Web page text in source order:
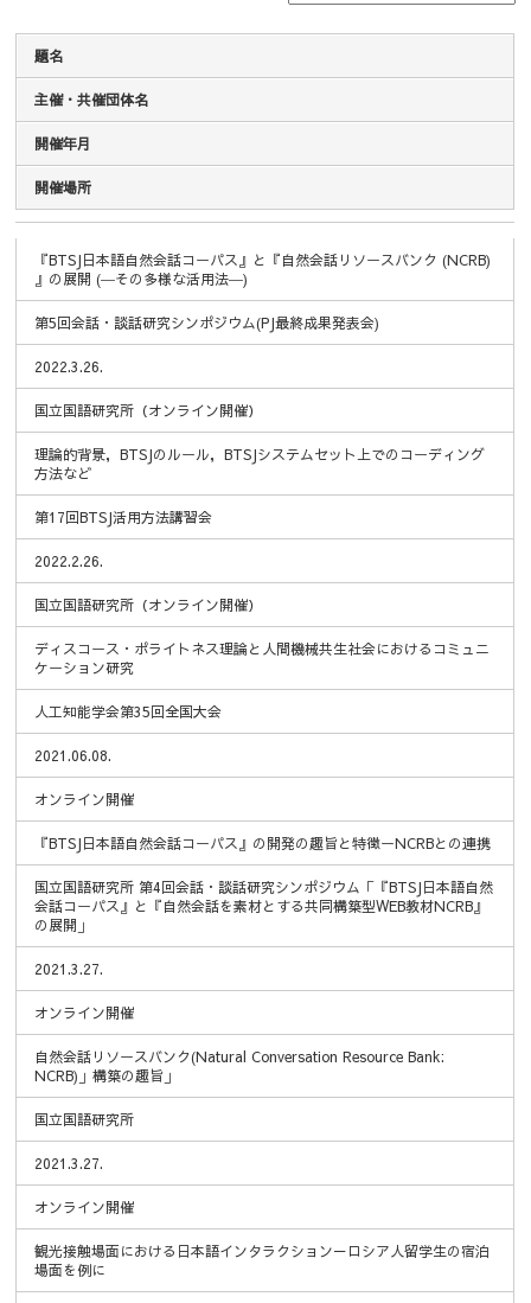
題名
主催・共催団体名
開催年月
開催場所
『BTSJ日本語自然会話コーパス』と『自然会話リソースバンク (NCRB)
』の展開 (―その多様な活用法―)
第5回会話・談話研究シンポジウム(PJ最終成果発表会)
2022.3.26.
国立国語研究所（オンライン開催）
理論的背景，BTSJのルール，BTSJシステムセット上でのコーディング
方法など
第17回BTSJ活用方法講習会
2022.2.26.
国立国語研究所（オンライン開催）
ディスコース・ポライトネス理論と人間機械共生社会におけるコミュニ
ケーション研究
人工知能学会第35回全国大会
2021.06.08.
オンライン開催
『BTSJ日本語自然会話コーパス』の開発の趣旨と特徴ーNCRBとの連携
国立国語研究所 第4回会話・談話研究シンポジウム「『BTSJ日本語自然
会話コーパス』と『自然会話を素材とする共同構築型WEB教材NCRB』
の展開」
2021.3.27.
オンライン開催
自然会話リソースバンク(Natural Conversation Resource Bank:
NCRB)」構築の趣旨」
国立国語研究所
2021.3.27.
オンライン開催
観光接触場面における日本語インタラクション－ロシア人留学生の宿泊
場面を例に